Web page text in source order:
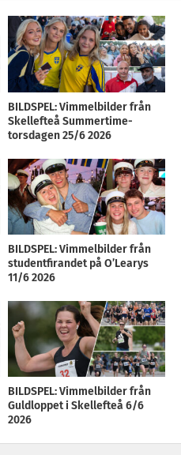
BILDSPEL: Vimmelbilder från
Skellefteå Summertime-
torsdagen 25/6 2026
BILDSPEL: Vimmelbilder från
studentfirandet på O’Learys
11/6 2026
BILDSPEL: Vimmelbilder från
Guldloppet i Skellefteå 6/6
2026